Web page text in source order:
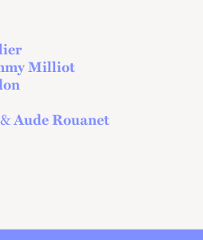
Milliot
&Aude Rouanet